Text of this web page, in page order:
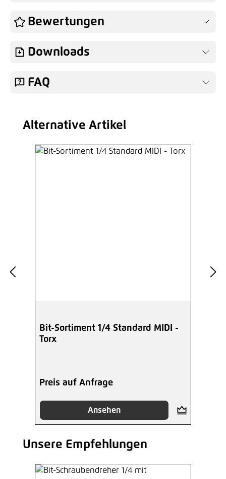
Bewertungen
Downloads
FAQ
Produktgalerie überspringen
Alternative Artikel
Bit-Sortiment 1/4 Standard MIDI -
Torx
Preis auf Anfrage
Ansehen
Produktgalerie überspringen
Unsere Empfehlungen